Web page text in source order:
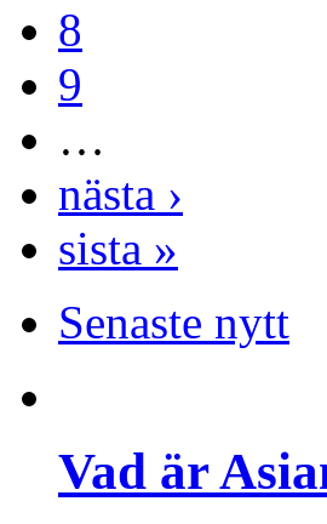
8
9
…
nästa ›
sista »
Senaste nytt
Vad är